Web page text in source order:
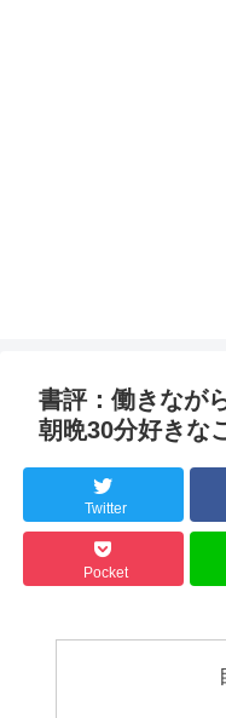
書評：働きなが
朝晩30分好きな
Twitter
Pocket